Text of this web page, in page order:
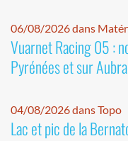
06/08/2026 dans
Vuarnet Racing 05 :
Pyrénées et sur
04/08/2026 dans Topo
Lac et pic de la